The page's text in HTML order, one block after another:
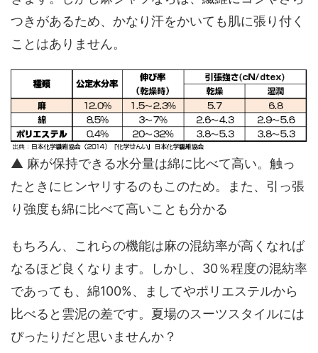
つきがあるため、かなり汗をかいても肌に張り付く
ことはありません。
▲ 麻が保持できる水分量は綿に比べて高い。触っ
たときにヒンヤリするのもこのため。また、引っ張
り強度も綿に比べて高いことも分かる
もちろん、これらの機能は麻の混紡率が高くなれば
なるほど良くなります。しかし、30％程度の混紡率
であっても、綿100%、ましてやポリエステルから
比べると雲泥の差です。夏場のスーツスタイルには
ぴったりだと思いませんか？